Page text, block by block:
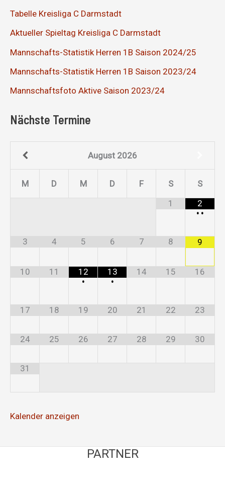
Tabelle Kreisliga C Darmstadt
Aktueller Spieltag Kreisliga C Darmstadt
Mannschafts-Statistik Herren 1B Saison 2024/25
Mannschafts-Statistik Herren 1B Saison 2023/24
Mannschaftsfoto Aktive Saison 2023/24
Nächste Termine
August 2026
M D M D F S
S
1
2
• •
3 4 5 6 7 8 9
10 11
12
•
13
•
14 15 16
17 18 19 20 21 22 23
24 25 26 27 28 29 30
31
Kalender anzeigen
PARTNER